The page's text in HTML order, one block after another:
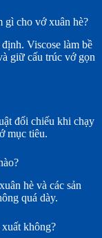
gì cho vớ xuân hè?
Viscose làm bề
giữ cấu trúc vớ gọn
đối chiếu khi chạy
mục tiêu.
hè và các sản
quá dày.
không?